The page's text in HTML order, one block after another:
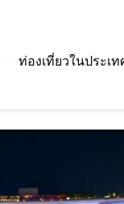
ท่องเที่ยวในประเท